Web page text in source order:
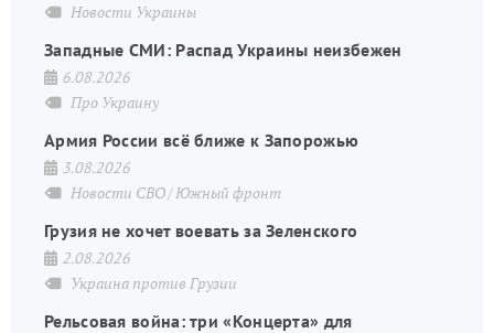
Новости Украины
Западные СМИ: Распад Украины неизбежен
6.08.2026
Про Украину
Армия России всё ближе к Запорожью
3.08.2026
Новости СВО Южный фронт
Грузия не хочет воевать за Зеленского
2.08.2026
Украина против Грузии
Рельсовая война: три «Концерта» для